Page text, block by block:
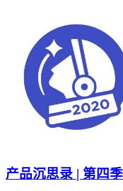
产品沉思录 | 第四季